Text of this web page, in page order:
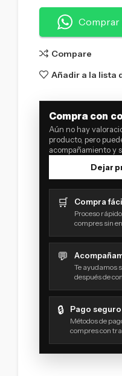
Comprar
Compare
Añadir a la lista
Compra con
Aún no hay
producto, pero
acompañamiento y
Dejar
🛒 Compra
Proceso
compres sin
💬
Te ayudamos
después de
🔒 Pago seguro
Métodos de
compres con